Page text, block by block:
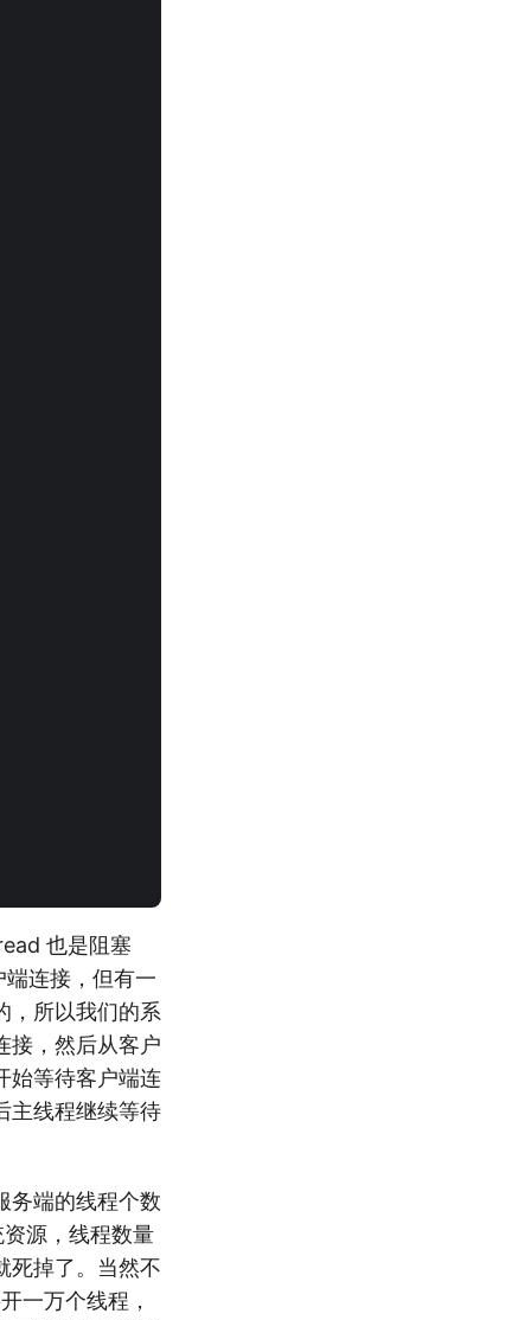
也是阻塞
连接，但有一
，所以我们的系
接，然后从客户
始等待客户端连
主线程继续等待
务端的线程个数
源，线程数量
死掉了。当然不
一万个线程，